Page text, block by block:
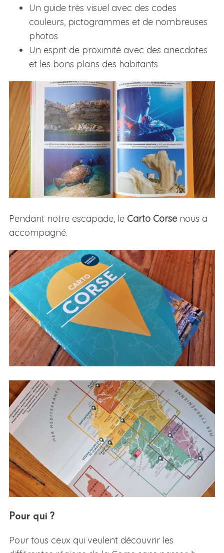
Un guide très visuel avec des codes
couleurs, pictogrammes et de nombreuses
photos
Un esprit de proximité avec des anecdotes
et les bons plans des habitants
Pendant notre escapade, le Carto Corsenous a
accompagné.
Pour qui ?
Pour tous ceux qui veulent découvrir les